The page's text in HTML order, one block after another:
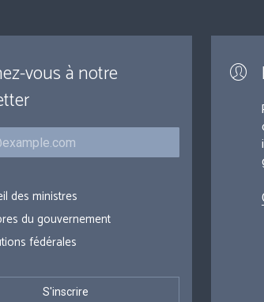
vous à notre
des ministres
du gouvernement
fédérales